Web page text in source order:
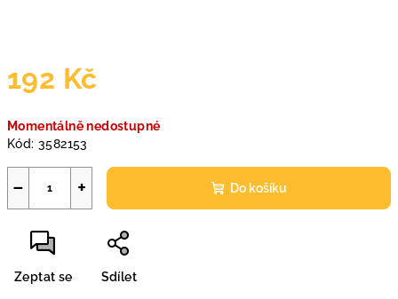
192 Kč
cena:
Momentálně nedostupné
Kód: 3582153
+
− Do košíku
Zeptat se Sdílet